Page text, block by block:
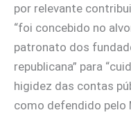
por relevante
“foi concebido no
patronato dos
republicana” para
higidez das contas
como defendido pelo